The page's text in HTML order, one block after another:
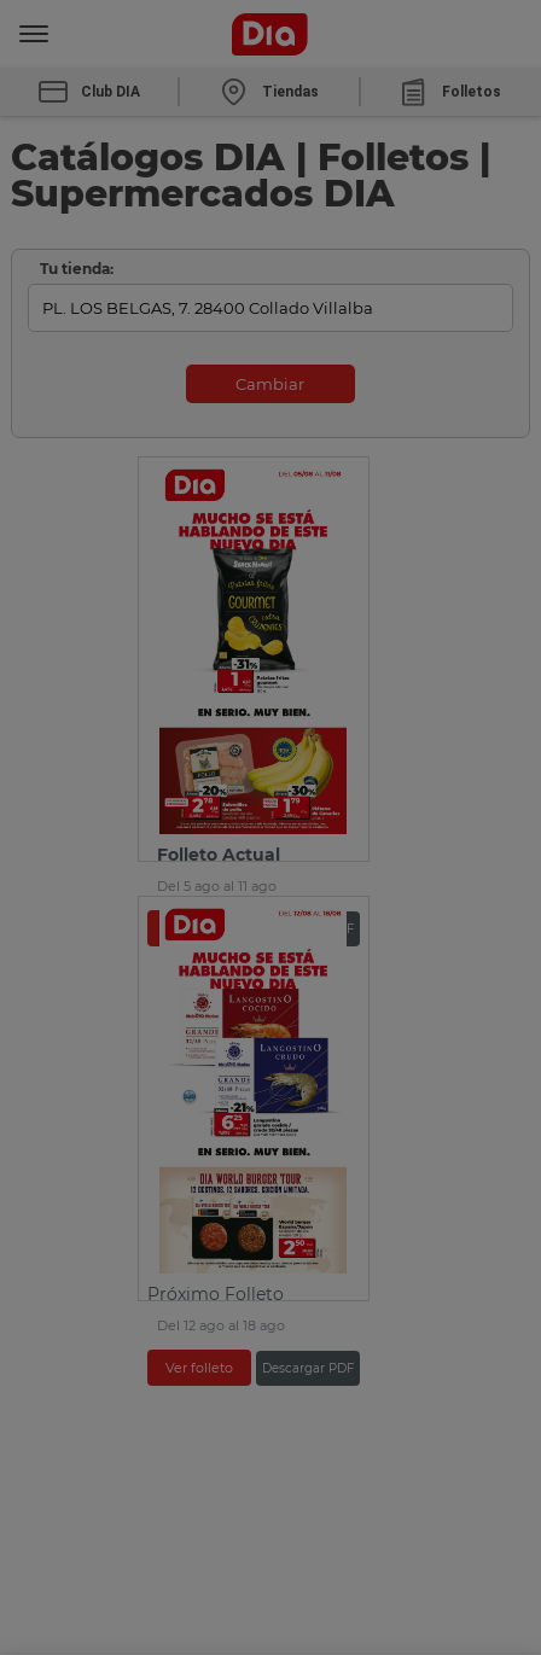
Club DIA Tiendas Folletos
Catálogos DIA | Folletos |
Supermercados DIA
Tu tienda:
Cambiar
Folleto Actual
Del 5 ago al 11 ago
Ver folleto Descargar PDF
Próximo Folleto
Del 12 ago al 18 ago
Ver folleto Descargar PDF